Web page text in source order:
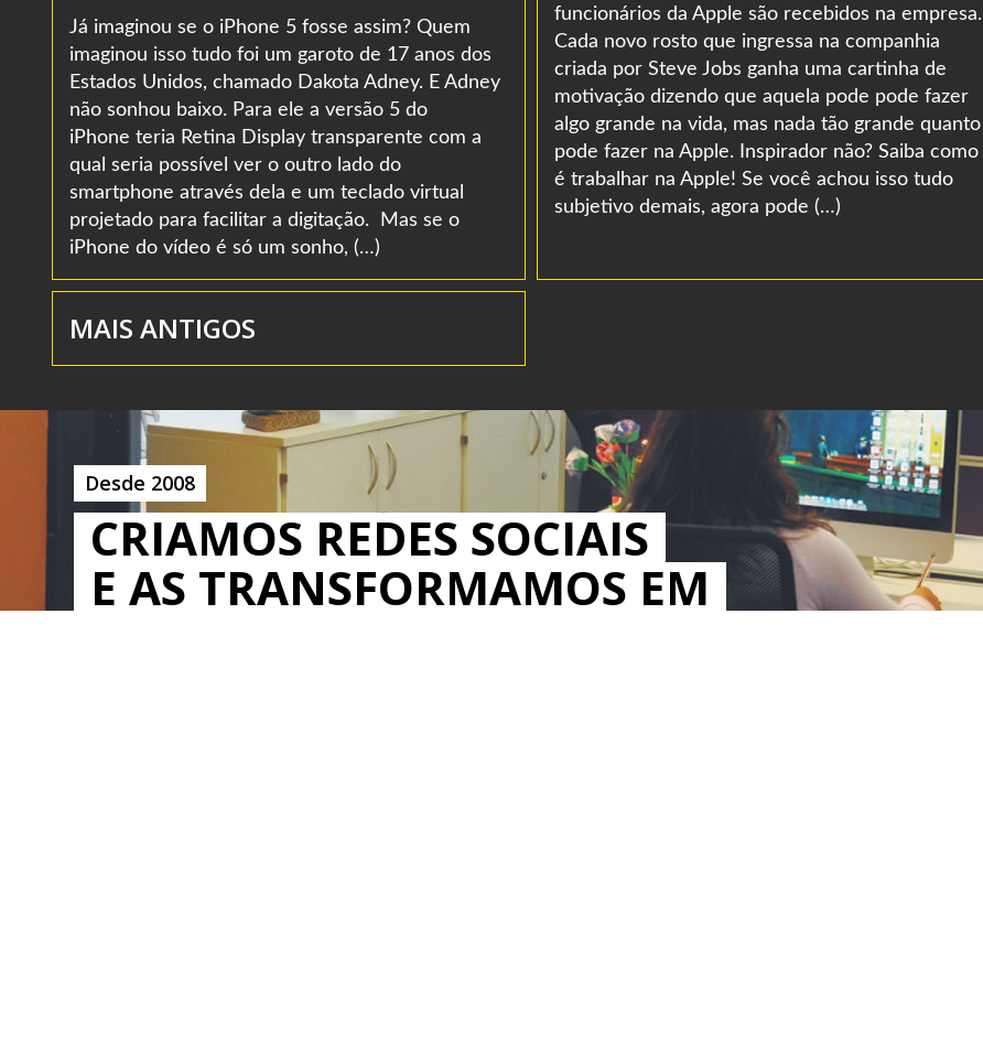
Já imaginou se o iPhone 5 fosse assim? Quem
imaginou isso tudo foi um garoto de 17 anos dos
Estados Unidos, chamado Dakota Adney. E Adney
não sonhou baixo. Para ele a versão 5 do
iPhone teria Retina Display transparente com a
qual seria possível ver o outro lado do
smartphone através dela e um teclado virtual
projetado para facilitar a digitação. Mas se o
iPhone do vídeo é só um sonho, (…)
funcionários da Apple são recebidos na empresa.
Cada novo rosto que ingressa na companhia
criada por Steve Jobs ganha uma cartinha de
motivação dizendo que aquela pode pode fazer
algo grande na vida, mas nada tão grande quanto
pode fazer na Apple. Inspirador não? Saiba como
é trabalhar na Apple! Se você achou isso tudo
subjetivo demais, agora pode (…)
MAIS ANTIGOS
Desde 2008
CRIAMOS REDES SOCIAIS
E AS TRANSFORMAMOS EM